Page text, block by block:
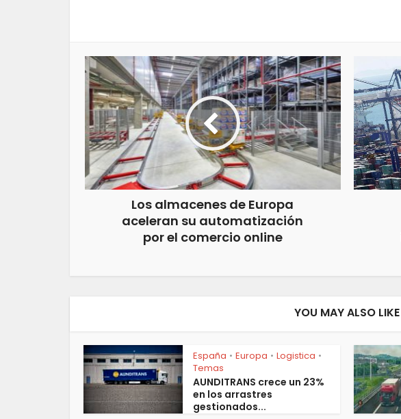
Los almacenes de Europa
aceleran su automatización
por el comercio online
YOU MAY ALSO LIKE
España • Europa • Logistica •
Temas
AUNDITRANS crece un 23%
en los arrastres
gestionados...